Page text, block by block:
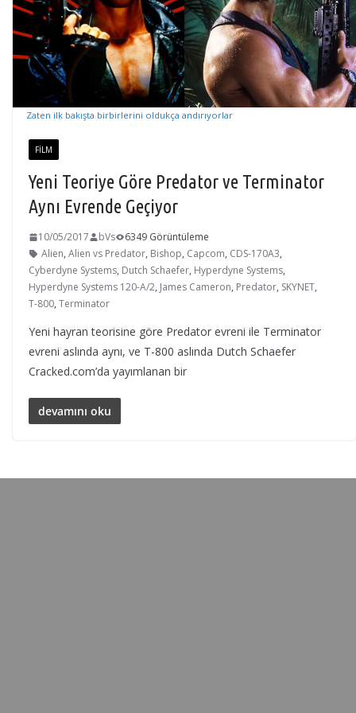
Zaten ilk bakışta birbirlerini oldukça andırıyorlar
FILM
Yeni Teoriye Göre Predator ve Terminator
Aynı Evrende Geçiyor
10/05/2017 bVs
6349 Görüntüleme
Alien, Alien vs Predator, Bishop, Capcom, CDS-170A3,
Cyberdyne Systems, Dutch Schaefer, Hyperdyne Systems,
Hyperdyne Systems 120-A/2, James Cameron, Predator, SKYNET,
T-800, Terminator
Yeni hayran teorisine göre Predator evreni ile Terminator
evreni aslında aynı, ve T-800 aslında Dutch Schaefer
Cracked.com’da yayımlanan bir
devamını oku